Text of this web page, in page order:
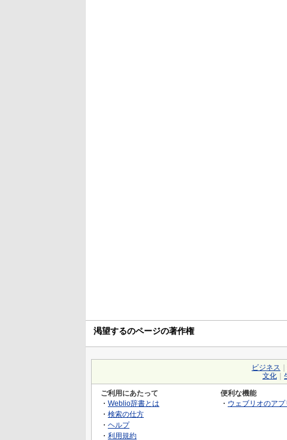
渇望するのページの著作権
ビジネス
文化
ご利用にあたって
・ Weblio辞書とは
・ 検索の仕方
・ ヘルプ
・ 利用規約
便利な機能
・ ウェブリオのアプ